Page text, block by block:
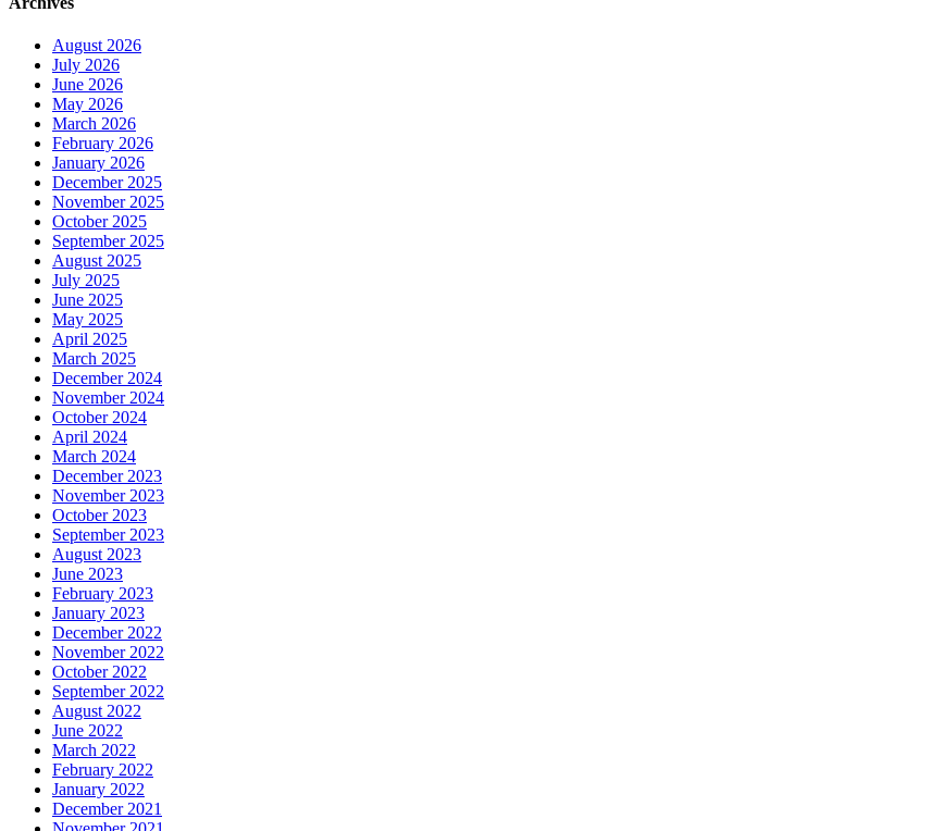
August 2026
July 2026
June 2026
May 2026
March 2026
February 2026
January 2026
December 2025
November 2025
October 2025
September 2025
August 2025
July 2025
June 2025
May 2025
April 2025
March 2025
December 2024
November 2024
October 2024
April 2024
March 2024
December 2023
November 2023
October 2023
September 2023
August 2023
June 2023
February 2023
January 2023
December 2022
November 2022
October 2022
September 2022
August 2022
June 2022
March 2022
February 2022
January 2022
December 2021